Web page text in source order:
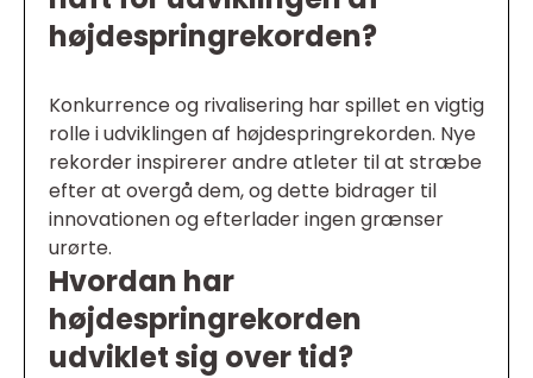
højdespringrekorden?
Konkurrence og rivalisering har spillet en vigtig
rolle i udviklingen af højdespringrekorden. Nye
rekorder inspirerer andre atleter til at stræbe
efter at overgå dem, og dette bidrager til
innovationen og efterlader ingen grænser
urørte.
Hvordan har
højdespringrekorden
udviklet sig over tid?